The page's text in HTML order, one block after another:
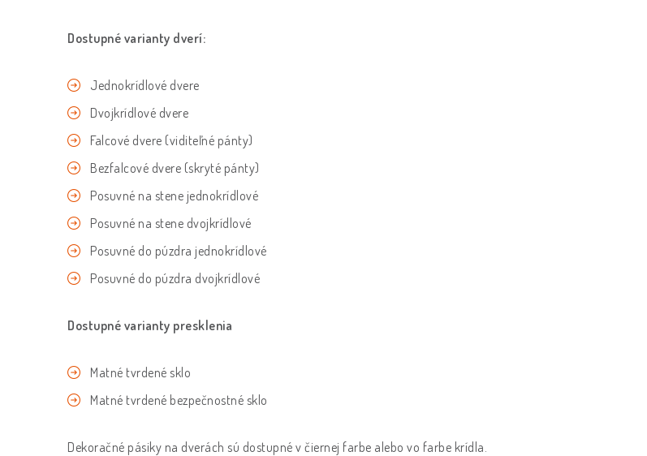
Dostupné varianty dverí:
Jednokrídlové dvere
Dvojkrídlové dvere
Falcové dvere (viditeľné pánty)
Bezfalcové dvere (skryté pánty)
Posuvné na stene jednokrídlové
Posuvné na stene dvojkrídlové
Posuvné do púzdra jednokrídlové
Posuvné do púzdra dvojkrídlové
Dostupné varianty presklenia
Matné tvrdené sklo
Matné tvrdené bezpečnostné sklo
Dekoračné pásiky na dverách sú dostupné v čiernej farbe alebo vo farbe krídla.